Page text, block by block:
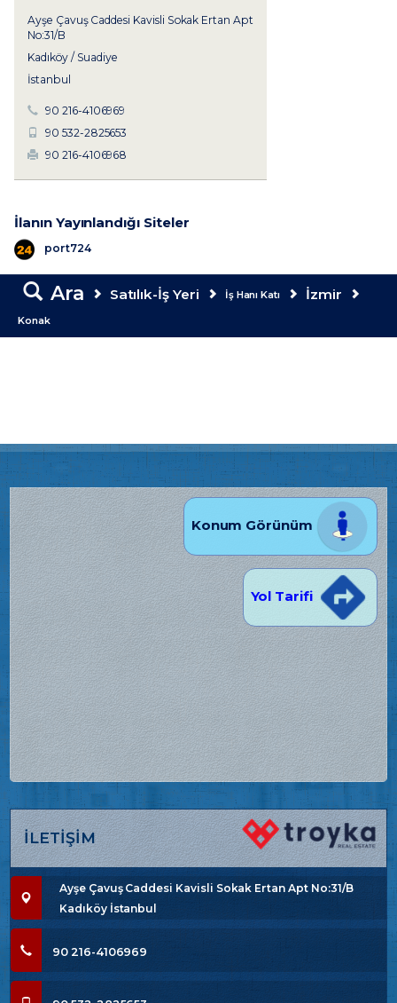
Ayşe Çavuş Caddesi Kavisli Sokak Ertan Apt
No:31/B
Kadıköy / Suadiye
İstanbul
90 216-4106969
90 532-2825653
90 216-4106968
İlanın Yayınlandığı Siteler
port724
Ara Satılık-İş Yeri İş Hanı Katı İzmir
Konak
Konum Görünüm
Yol Tarifi
İLETİŞİM
Ayşe Çavuş Caddesi Kavisli Sokak Ertan Apt No:31/B
Kadıköy İstanbul
90 216-4106969